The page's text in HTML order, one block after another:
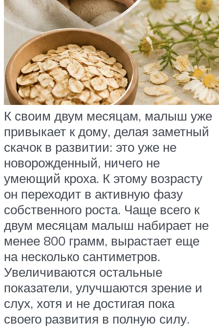
К своим двум месяцам, малыш уже
привыкает к дому, делая заметный
скачок в развитии: это уже не
новорожденный, ничего не
умеющий кроха. К этому возрасту
он переходит в активную фазу
собственного роста. Чаще всего к
двум месяцам малыш набирает не
менее 800 грамм, вырастает еще
на несколько сантиметров.
Увеличиваются остальные
показатели, улучшаются зрение и
слух, хотя и не достигая пока
своего развития в полную силу.